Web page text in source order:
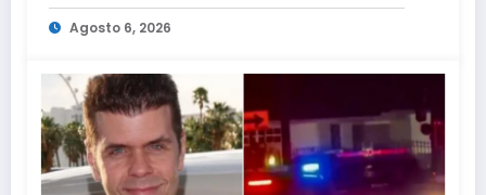
Agosto 6, 2026